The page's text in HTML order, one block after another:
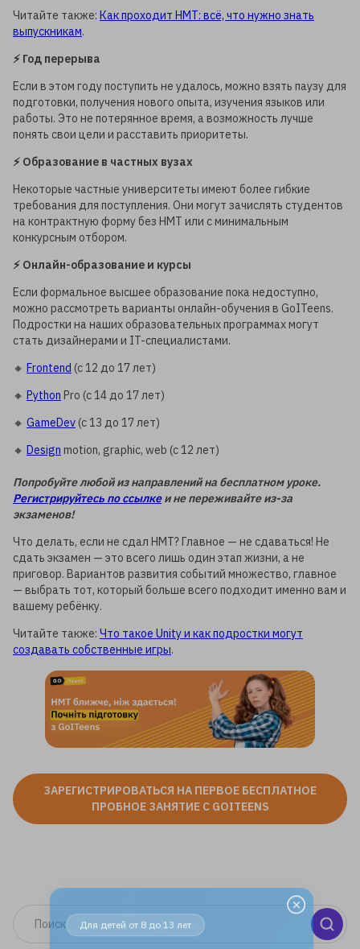
Читайте также: Как проходит НМТ: всё, что нужно знать
выпускникам.
⚡️ Год перерыва
Если в этом году поступить не удалось, можно взять паузу для
подготовки, получения нового опыта, изучения языков или
работы. Это не потерянное время, а возможность лучше
понять свои цели и расставить приоритеты.
⚡️ Образование в частных вузах
Некоторые частные университеты имеют более гибкие
требования для поступления. Они могут зачислять студентов
на контрактную форму без НМТ или с минимальным
конкурсным отбором.
⚡️ Онлайн-образование и курсы
Если формальное высшее образование пока недоступно,
можно рассмотреть варианты онлайн-обучения в GoITeens.
Подростки на наших образовательных программах могут
стать дизайнерами и IT-специалистами.
🔸 Frontend (с 12 до 17 лет)
🔸 Python Pro (с 14 до 17 лет)
🔸 GameDev (с 13 до 17 лет)
🔸 Design motion, graphic, web (с 12 лет)
Попробуйте любой из направлений на бесплатном уроке.
Регистрируйтесь по ссылкеи не переживайте из-за
экзаменов!
Что делать, если не сдал НМТ? Главное — не сдаваться! Не
сдать экзамен — это всего лишь один этап жизни, а не
приговор. Вариантов развития событий множество, главное
— выбрать тот, который больше всего подходит именно вам и
вашему ребёнку.
Читайте также: Что такое Unity и как подростки могут
создавать собственные игры.
ЗАРЕГИСТРИРОВАТЬСЯ НА ПЕРВОЕ БЕСПЛАТНОЕ
ПРОБНОЕ ЗАНЯТИЕ С GOITEENS
ЛЕТНЯЯ МАСТЕРСКАЯ GOITEENS